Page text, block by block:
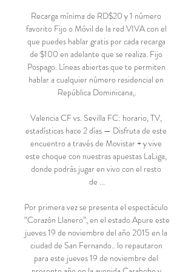
Recarga mínima de RD$20 y 1 número
favorito Fijo o Móvil de la red VIVA con el
que puedes hablar gratis por cada recarga
de $100 en adelante que se realiza. Fijo
Pospago. Líneas abiertas que te permiten
hablar a cualquier número residencial en
República Dominicana,.
Valencia CF vs. Sevilla FC: horario, TV,
estadísticas hace 2 días — Disfruta de este
encuentro a través de Movistar + y vive
este choque con nuestras apuestas LaLiga,
donde podrás jugar en vivo con el resto
de ...
Por primera vez se presenta el espectáculo
“Corazón Llanero”, en el estado Apure este
jueves 19 de noviembre del año 2015 en la
ciudad de San Fernando.. lo repautaron
para este jueves 19 de noviembre del